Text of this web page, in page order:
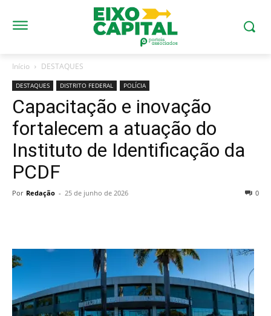
Início DESTAQUES
DESTAQUES DISTRITO FEDERAL POLÍCIA
Capacitação e inovação
fortalecem a atuação do
Instituto de Identificação da
PCDF
Por Redação - 25 de junho de 2026 0